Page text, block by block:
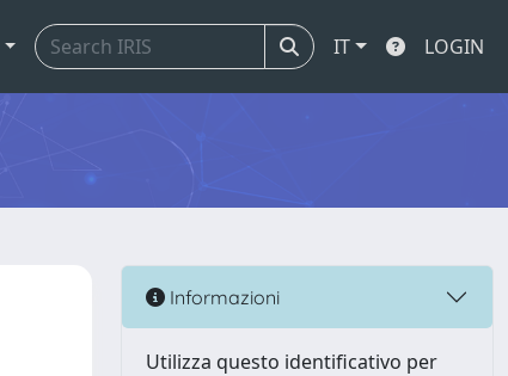
IT LOGIN
Informazioni
Utilizza questo identificativo per